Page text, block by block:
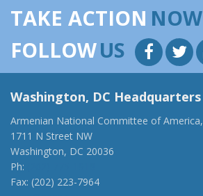
TAKE ACTION NOW
FOLLOWUS
Washington, DC Headquarters
Armenian National Committee of America,
1711 N Street NW
Washington, DC 20036
Ph:
Fax: (202) 223-7964